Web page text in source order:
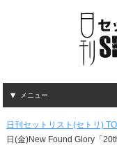
メニュー
日刊セットリスト(セトリ)
日(金)New Found Glory「